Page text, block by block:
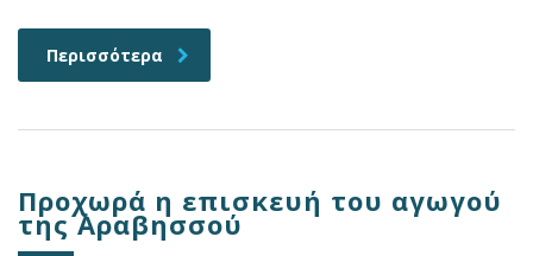
Περισσότερα
Προχωρά η επισκευή του αγωγού
της Αραβησσού